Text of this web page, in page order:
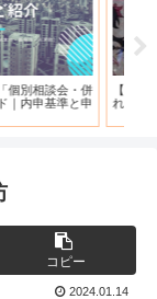
ット
コピー
2024.01.14